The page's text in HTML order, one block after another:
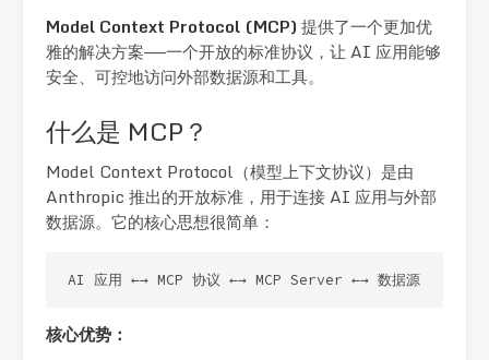
Model Context Protocol (MCP)提供了一个更加优
雅的解决方案——一个开放的标准协议，让 AI 应用能够
安全、可控地访问外部数据源和工具。
什么是 MCP？
Model Context Protocol（模型上下文协议）是由
Anthropic 推出的开放标准，用于连接 AI 应用与外部
数据源。它的核心思想很简单：
AI 应用 ←→ MCP 协议 ←→ MCP Server ←→ 数据源
核心优势：